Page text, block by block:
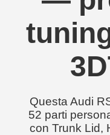
Questa Audi
52 parti
con Trunk Lid,